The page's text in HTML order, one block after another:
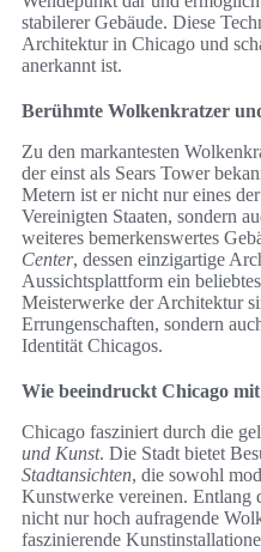
stabilerer Gebäude. Diese
Architektur in Chicago und
anerkannt ist.
Berühmte Wolkenkratzer
Zu den markantesten
der einst als Sears Tower
Metern ist er nicht nur eines
Vereinigten Staaten, sondern
weiteres bemerkenswertes
Center, dessen einzigartige
Aussichtsplattform ein
Meisterwerke der Architektur
Errungenschaften, sondern
Identität Chicagos.
Wie beeindruckt Chicago
Chicago fasziniert durch die
und Kunst. Die Stadt bietet
Stadtansichten, die sowohl
Kunstwerke vereinen. Entlang
nicht nur hoch aufragende
faszinierende